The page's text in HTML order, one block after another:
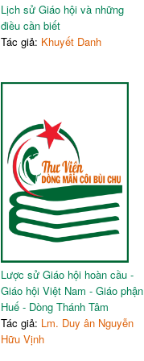
Lịch sử Giáo hội và những
điều cần biết
Tác giả: Khuyết Danh
Lược sử Giáo hội hoàn cầu -
Giáo hội Việt Nam - Giáo phận
Huế - Dòng Thánh Tâm
Tác giả: Lm. Duy ân Nguyễn
Hữu Vịnh